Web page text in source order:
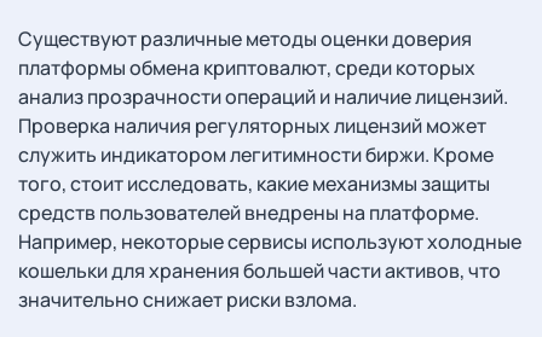
Существуют различные методы оценки доверия
платформы обмена криптовалют, среди которых
анализ прозрачности операций и наличие лицензий.
Проверка наличия регуляторных лицензий может
служить индикатором легитимности биржи. Кроме
того, стоит исследовать, какие механизмы защиты
средств пользователей внедрены на платформе.
Например, некоторые сервисы используют холодные
кошельки для хранения большей части активов, что
значительно снижает риски взлома.